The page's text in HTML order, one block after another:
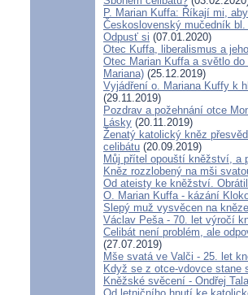
P. Marian Kuffa: Říkají mi,
Československý mučedník
Odpusť si (07.01.2020)
Otec Kuffa, liberalismus a
Otec Marian Kuffa a světlo
Mariana) (25.12.2019)
Vyjádření o. Mariana Kuffy k
(29.11.2019)
Pozdrav a požehnání otce
Lásky (20.11.2019)
Ženatý katolický kněz
celibátu (20.09.2019)
Můj přítel opouští kněžství, a
Kněz rozzlobený na mši
Od ateisty ke kněžství.
O. Marian Kuffa - kázání
Slepý muž vysvěcen na kněze
Václav Peša - 70. let výročí
Celibát není problém, ale
(27.07.2019)
Mše svatá ve Valči - 25. let
Když se z otce-vdovce stane
Kněžské svěcení - Ondřej